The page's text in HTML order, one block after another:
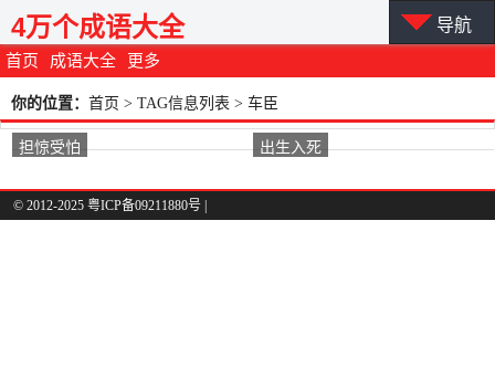
首页 成语大全 更多
4万个成语大全 导航
你的位置： 首页 > TAG信息列表 > 车臣
担惊受怕 出生入死
© 2012-2025 粤ICP备09211880号 |